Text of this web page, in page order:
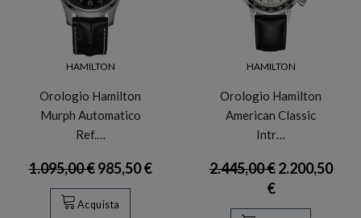
HAMILTON
Orologio Hamilton
Murph Automatico
Ref.…
1.095,00 €985,50 €
Acquista
HAMILTON
Orologio Hamilton
American Classic
Intr…
2.445,00 €2.200,50
€